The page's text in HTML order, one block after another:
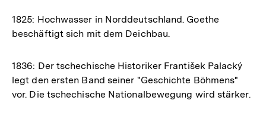
1825: Hochwasser in Norddeutschland. Goethe
beschäftigt sich mit dem Deichbau.
1836: Der tschechische Historiker František Palacký
legt den ersten Band seiner "Geschichte Böhmens"
vor. Die tschechische Nationalbewegung wird stärker.